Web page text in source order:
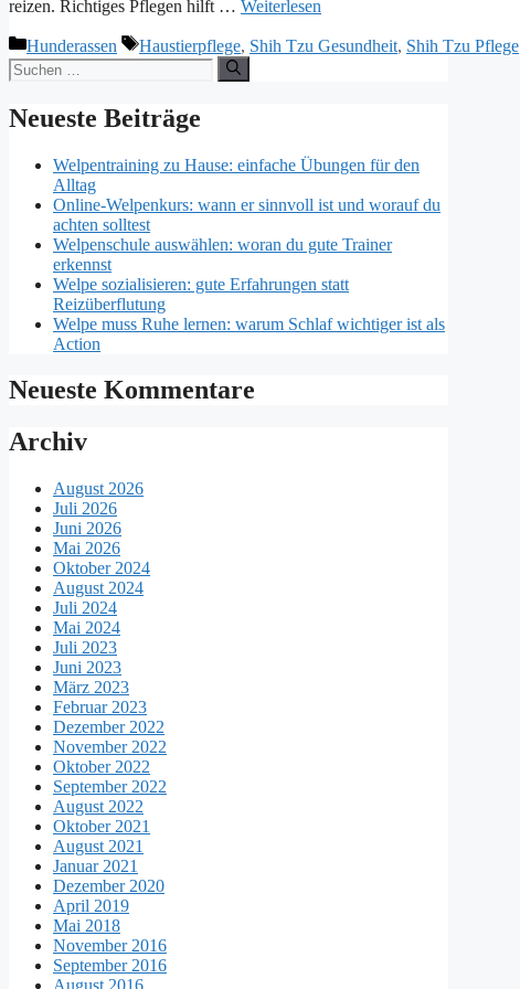
reizen. Richtiges Pflegen hilft … Weiterlesen
Kategorien
Hunderassen Schlagwörter
Haustierpflege, Shih Tzu Gesundheit, Shih Tzu Pflege
Suchen
nach:
Neueste Beiträge
Welpentraining zu Hause: einfache Übungen für den
Alltag
Online-Welpenkurs: wann er sinnvoll ist und worauf du
achten solltest
Welpenschule auswählen: woran du gute Trainer
erkennst
Welpe sozialisieren: gute Erfahrungen statt
Reizüberflutung
Welpe muss Ruhe lernen: warum Schlaf wichtiger ist als
Action
Neueste Kommentare
Archiv
August 2026
Juli 2026
Juni 2026
Mai 2026
Oktober 2024
August 2024
Juli 2024
Mai 2024
Juli 2023
Juni 2023
März 2023
Februar 2023
Dezember 2022
November 2022
Oktober 2022
September 2022
August 2022
Oktober 2021
August 2021
Januar 2021
Dezember 2020
April 2019
Mai 2018
November 2016
September 2016